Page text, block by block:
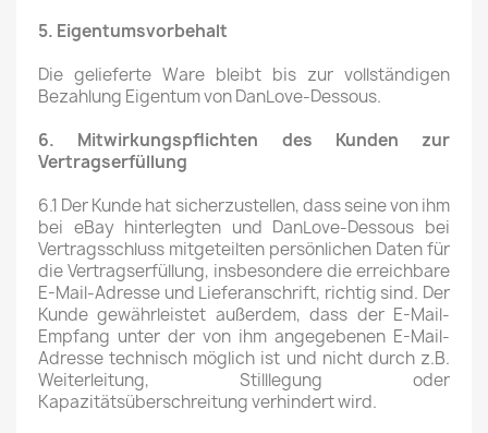
5. Eigentumsvorbehalt
Die gelieferte Ware bleibt bis zur vollständigen
Bezahlung Eigentum von DanLove-Dessous.
6. Mitwirkungspflichten des Kunden zur
Vertragserfüllung
6.1 Der Kunde hat sicherzustellen, dass seine von ihm
bei eBay hinterlegten und DanLove-Dessous bei
Vertragsschluss mitgeteilten persönlichen Daten für
die Vertragserfüllung, insbesondere die erreichbare
E-Mail-Adresse und Lieferanschrift, richtig sind. Der
Kunde gewährleistet außerdem, dass der E-Mail-
Empfang unter der von ihm angegebenen E-Mail-
Adresse technisch möglich ist und nicht durch z.B.
Weiterleitung, Stilllegung oder
Kapazitätsüberschreitung verhindert wird.